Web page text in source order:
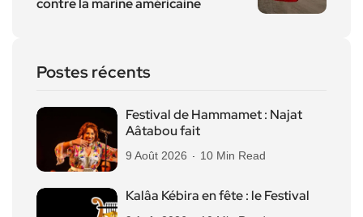
Postes récents
Festival de Hammamet : Najat
Aâtabou fait
9 Août 2026 10 Min Read
Kalâa Kébira en fête : le Festival